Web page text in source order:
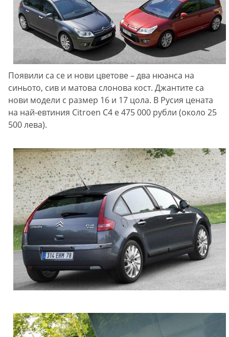
Появили са се и нови цветове – два нюанса на
синьото, сив и матова слонова кост. Джантите са
нови модели с размер 16 и 17 цола. В Русия цената
на най-евтиния Citroen C4 е 475 000 рубли (около 25
500 лева).